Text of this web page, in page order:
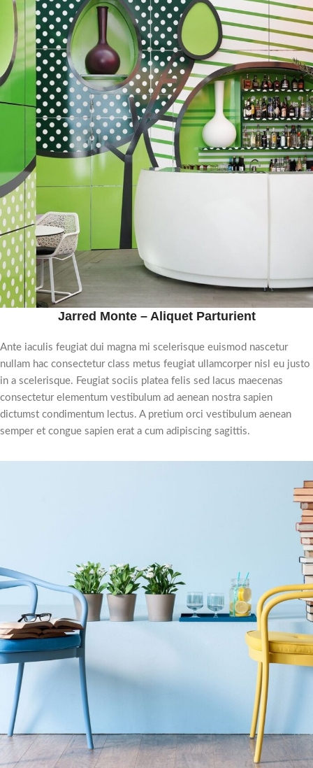
Jarred Monte – Aliquet Parturient
Ante iaculis feugiat dui magna mi scelerisque euismod nascetur
nullam hac consectetur class metus feugiat ullamcorper nisl eu justo
in a scelerisque. Feugiat sociis platea felis sed lacus maecenas
consectetur elementum vestibulum ad aenean nostra sapien
dictumst condimentum lectus. A pretium orci vestibulum aenean
semper et congue sapien erat a cum adipiscing sagittis.